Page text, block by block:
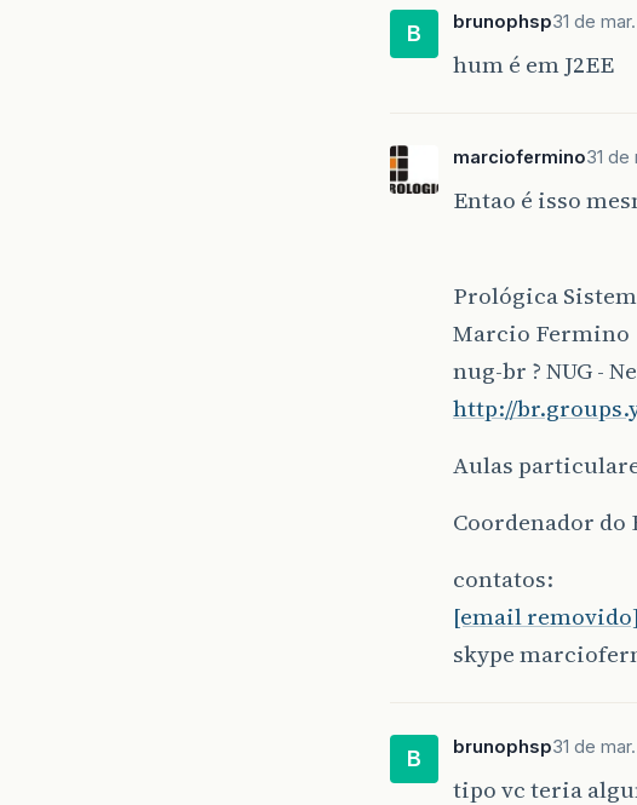
B brunophsp31 de
hum é em J2EE
marciofermino31 de
Entao é isso
Prológica
Marcio Fermino
nug-br ? NUG -
http://
Aulas
Coordenador do
contatos:
[email removido]
skype
B brunophsp31 de
tipo vc teria